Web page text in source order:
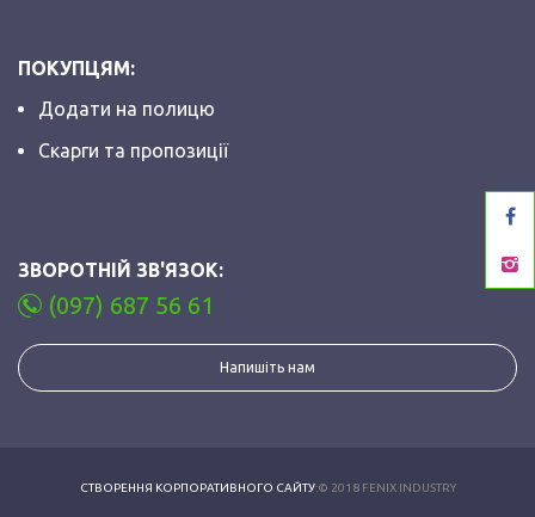
ПОКУПЦЯМ:
Додати на полицю
Скарги та пропозиції
ЗВОРОТНІЙ ЗВ'ЯЗОК:
(097) 687 56 61
Напишіть нам
СТВОРЕННЯ КОРПОРАТИВНОГО САЙТУ:© 2018 FENIX INDUSTRY